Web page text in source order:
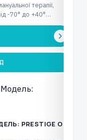
терапії,
-70° до +40°…
PRESTIGE О-